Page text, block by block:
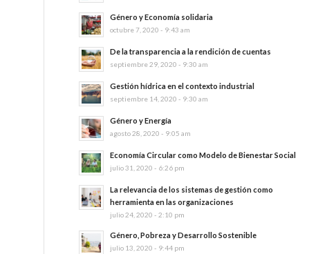
Género y Economía solidaria
octubre 7, 2020 - 9:43 am
De la transparencia a la rendición de cuentas
septiembre 29, 2020 - 9:30 am
Gestión hídrica en el contexto industrial
septiembre 14, 2020 - 9:30 am
Género y Energía
agosto 28, 2020 - 9:05 am
Economía Circular como Modelo de Bienestar Social
julio 31, 2020 - 6:26 pm
La relevancia de los sistemas de gestión como
herramienta en las organizaciones
julio 24, 2020 - 2:10 pm
Género, Pobreza y Desarrollo Sostenible
julio 13, 2020 - 9:44 pm